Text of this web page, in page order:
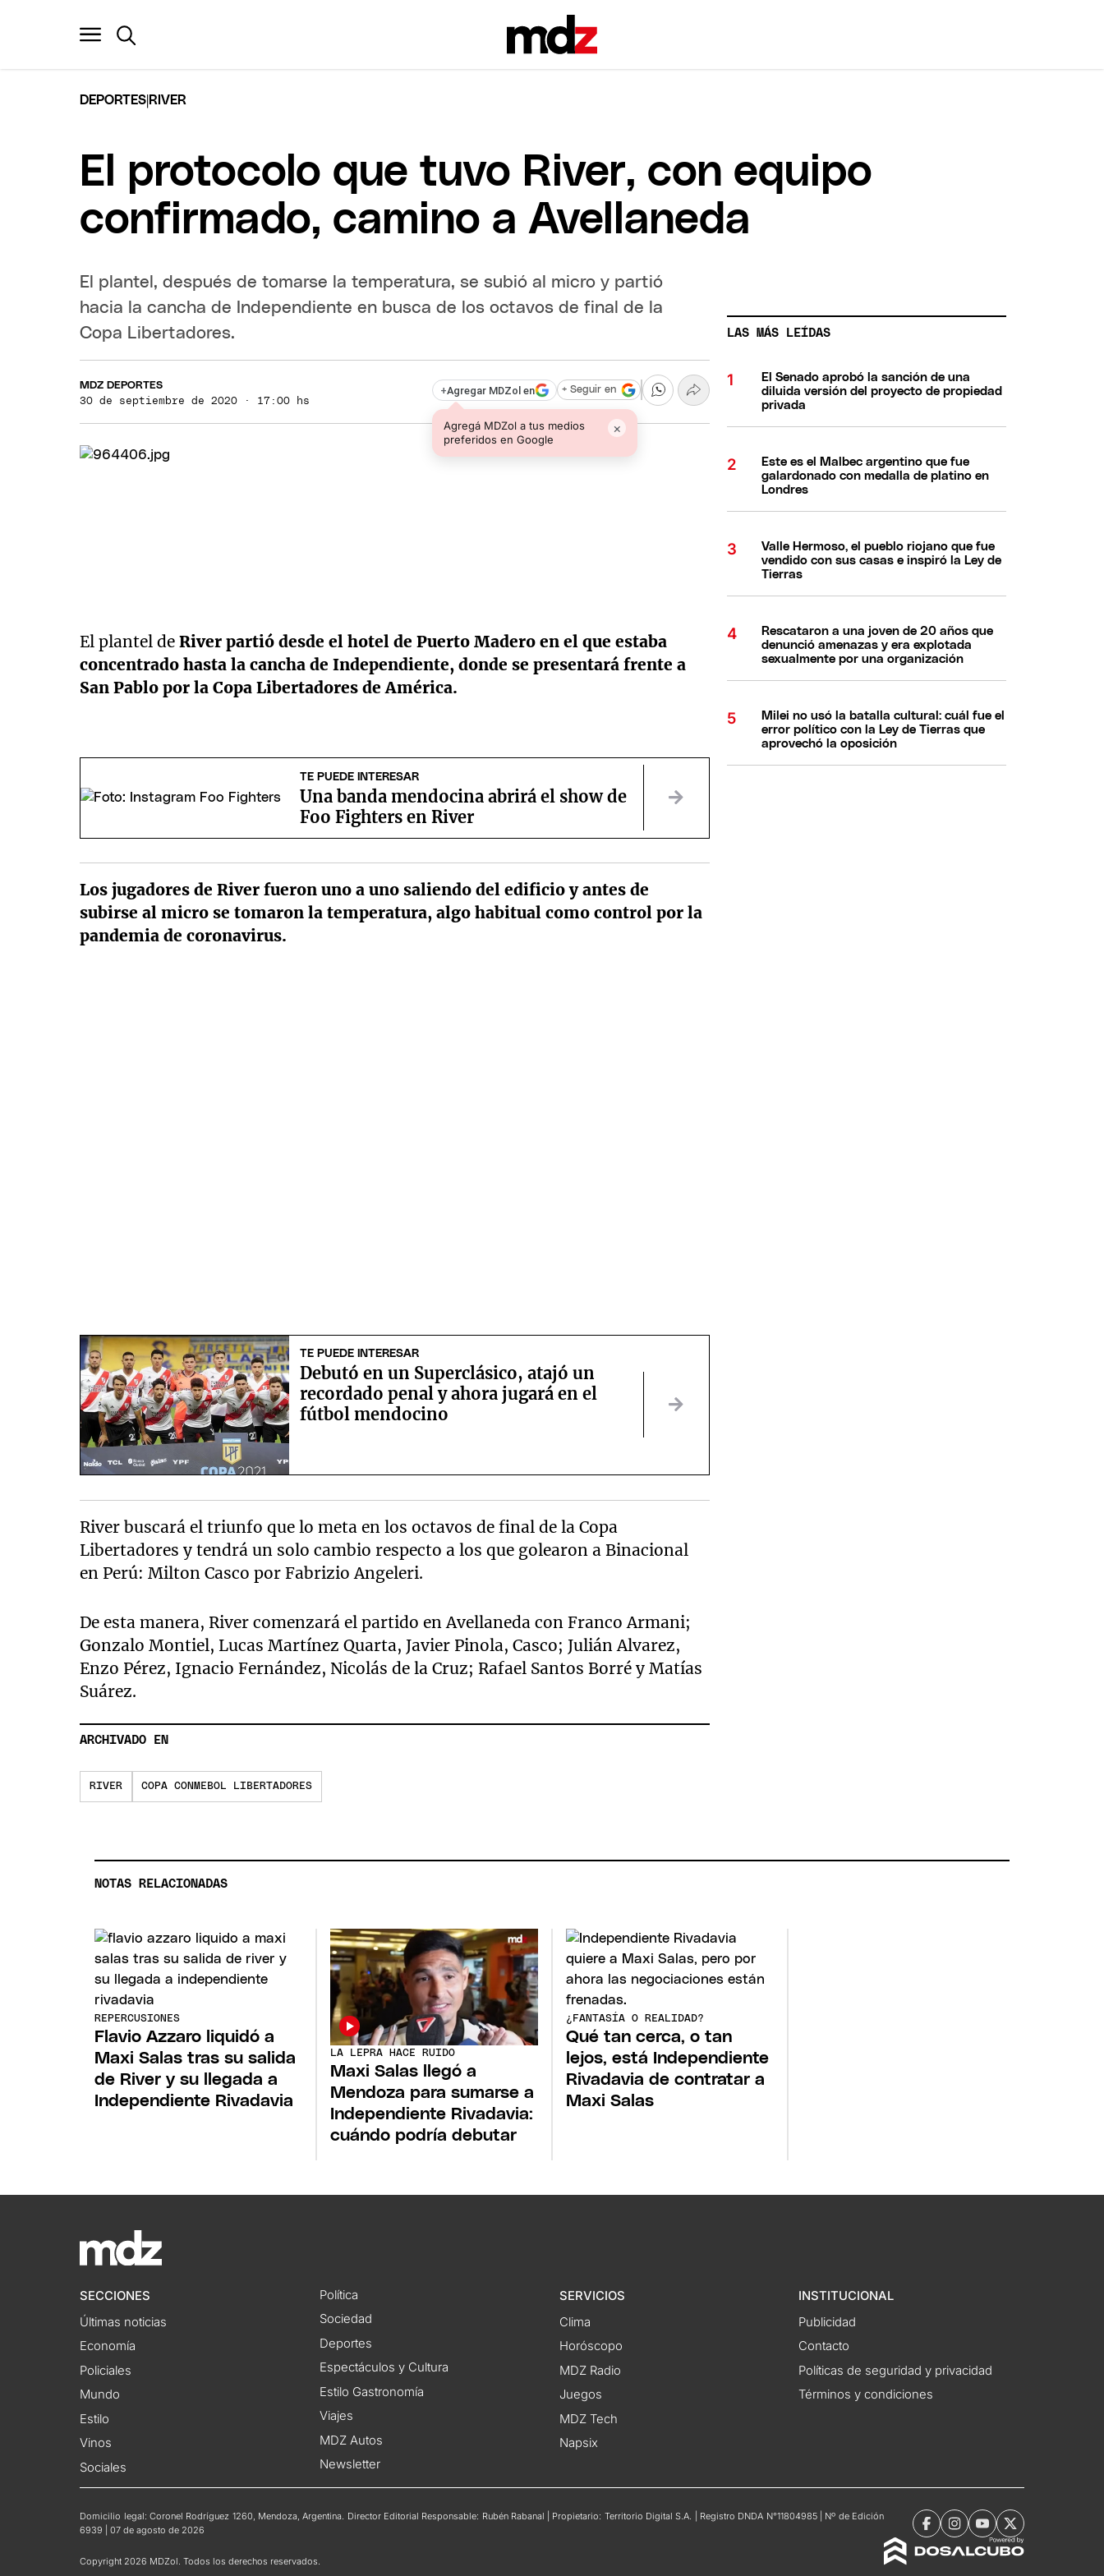
DEPORTES RIVER
El protocolo que tuvo River, con equipo
confirmado, camino a Avellaneda
El plantel, después de tomarse la temperatura, se subió al micro y partió
hacia la cancha de Independiente en busca de los octavos de final de la
Copa Libertadores.
MDZ DEPORTES
30 de septiembre de 2020 · 17:00 hs
+Agregar MDZol en
Agregá MDZol a tus medios
preferidos en Google
×
+ Seguir en
El plantel deRiver partió desde el hotel de Puerto Madero en el que estaba
concentrado hasta la cancha de Independiente, donde se presentará frente a
San Pablo por la Copa Libertadores de América.
TE PUEDE INTERESAR
Una banda mendocina abrirá el show de
Foo Fighters en River
Los jugadores de River fueron uno a uno saliendo del edificio y antes de
subirse al micro se tomaron la temperatura, algo habitual como control por la
pandemia de coronavirus.
TE PUEDE INTERESAR
Debutó en un Superclásico, atajó un
recordado penal y ahora jugará en el
fútbol mendocino
River buscará el triunfo que lo meta en los octavos de final de la Copa
Libertadores y tendrá un solo cambio respecto a los que golearon a Binacional
en Perú: Milton Casco por Fabrizio Angeleri.
De esta manera, River comenzará el partido en Avellaneda con Franco Armani;
Gonzalo Montiel, Lucas Martínez Quarta, Javier Pinola, Casco; Julián Alvarez,
Enzo Pérez, Ignacio Fernández, Nicolás de la Cruz; Rafael Santos Borré y Matías
Suárez.
ARCHIVADO EN
RIVER COPA CONMEBOL LIBERTADORES
LAS MÁS LEÍDAS
El Senado aprobó la sanción de una
diluida versión del proyecto de propiedad
privada
Este es el Malbec argentino que fue
galardonado con medalla de platino en
Londres
Valle Hermoso, el pueblo riojano que fue
vendido con sus casas e inspiró la Ley de
Tierras
Rescataron a una joven de 20 años que
denunció amenazas y era explotada
sexualmente por una organización
Milei no usó la batalla cultural: cuál fue el
error político con la Ley de Tierras que
aprovechó la oposición
NOTAS RELACIONADAS
REPERCUSIONES
Flavio Azzaro liquidó a
Maxi Salas tras su salida
de River y su llegada a
Independiente Rivadavia
LA LEPRA HACE RUIDO
Maxi Salas llegó a
Mendoza para sumarse a
Independiente Rivadavia:
cuándo podría debutar
¿FANTASÍA O REALIDAD?
Qué tan cerca, o tan
lejos, está Independiente
Rivadavia de contratar a
Maxi Salas
SECCIONES
Últimas noticias
Economía
Policiales
Mundo
Estilo
Vinos
Sociales
Política
Sociedad
Deportes
Espectáculos y Cultura
Estilo Gastronomía
Viajes
MDZ Autos
Newsletter
SERVICIOS
Clima
Horóscopo
MDZ Radio
Juegos
MDZ Tech
Napsix
INSTITUCIONAL
Publicidad
Contacto
Políticas de seguridad y privacidad
Términos y condiciones
Domicilio legal: Coronel Rodríguez 1260, Mendoza, Argentina. Director Editorial Responsable: Rubén Rabanal | Propietario: Territorio Digital S.A. | Registro DNDA N°11804985 | Nº de Edición
6939 | 07 de agosto de 2026
Copyright 2026 MDZol. Todos los derechos reservados.